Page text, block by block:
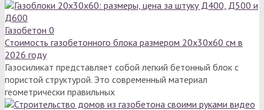
Газобетон 0
Стоимость газобетонного блока размером 20х30х60 см в
2026 году
Газосиликат представляет собой легкий бетонный блок с
пористой структурой. Это современный материал
геометрически правильных